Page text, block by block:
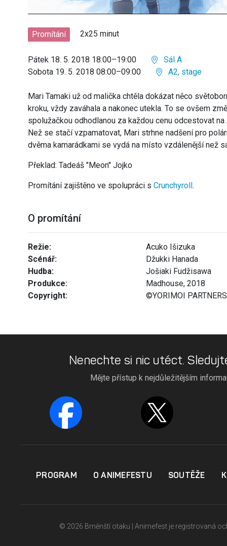
Promítání 2x25 minut
Pátek 18. 5. 2018 18:00–19:00
Sál A
Sobota 19. 5. 2018 08:00–09:00
A2, stage
Mari Tamaki už od malička chtěla dokázat něco
kroku, vždy zaváhala a nakonec utekla. To se ovšem
spolužačkou odhodlanou za každou cenu odcestovat
Než se stačí vzpamatovat, Mari strhne nadšení pro
dvěma kamarádkami se vydá na místo vzdálenější než
Překlad: Tadeáš "Meon" Jojko
Promítání zajištěno ve spolupráci s Crunchyroll.
O promítání
Režie:
Acuko Išizuka
Scénář:
Džukki Hanada
Hudba:
Jošiaki Fudžisawa
Produkce:
Madhouse, 2018
Copyright:
©YORIMOI PARTNERS
Nenechte si nic utéct.
Mějte přístup k nejdůležitějším
PROGRAM O ANIMEFESTU SOUTĚŽE
© 2026 Brněnští otaku | Animefest je registrovaná